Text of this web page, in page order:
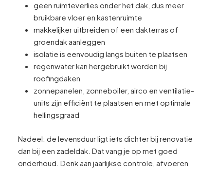
geen ruimteverlies onder het dak, dus meer
bruikbare vloer en kastenruimte
makkelijker uitbreiden of een dakterras of
groendak aanleggen
isolatie is eenvoudig langs buiten te plaatsen
regenwater kan hergebruikt worden bij
roofingdaken
zonnepanelen, zonneboiler, airco en ventilatie-
units zijn efficiënt te plaatsen en met optimale
hellingsgraad
Nadeel: de levensduur ligt iets dichter bij renovatie
dan bij een zadeldak. Dat vang je op met goed
onderhoud. Denk aan jaarlijkse controle, afvoeren